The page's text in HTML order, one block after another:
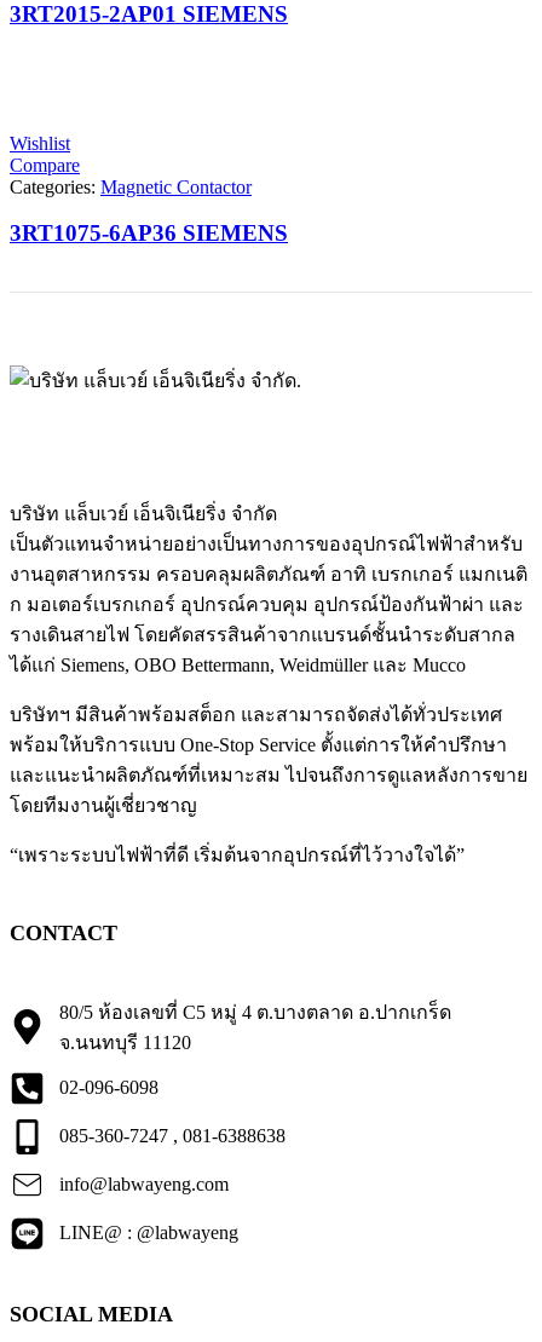
3RT2015-2AP01 SIEMENS
Wishlist
Compare
Categories: Magnetic Contactor
3RT1075-6AP36 SIEMENS
บริษัท แล็บเวย์ เอ็นจิเนียริ่ง จำกัด
เป็นตัวแทนจำหน่ายอย่างเป็นทางการของอุปกรณ์ไฟฟ้าสำหรับ
งานอุตสาหกรรม ครอบคลุมผลิตภัณฑ์ อาทิ เบรกเกอร์ แมกเนติ
ก มอเตอร์เบรกเกอร์ อุปกรณ์ควบคุม อุปกรณ์ป้องกันฟ้าผ่า และ
รางเดินสายไฟ โดยคัดสรรสินค้าจากแบรนด์ชั้นนำระดับสากล
ได้แก่ Siemens, OBO Bettermann, Weidmüller และ Mucco
บริษัทฯ มีสินค้าพร้อมสต็อก และสามารถจัดส่งได้ทั่วประเทศ
พร้อมให้บริการแบบ One-Stop Service ตั้งแต่การให้คำปรึกษา
และแนะนำผลิตภัณฑ์ที่เหมาะสม ไปจนถึงการดูแลหลังการขาย
โดยทีมงานผู้เชี่ยวชาญ
“เพราะระบบไฟฟ้าที่ดี เริ่มต้นจากอุปกรณ์ที่ไว้วางใจได้”
CONTACT
80/5 ห้องเลขที่ C5 หมู่ 4 ต.บางตลาด อ.ปากเกร็ด
จ.นนทบุรี 11120
02-096-6098
085-360-7247 , 081-6388638
info@labwayeng.com
LINE@ : @labwayeng
SOCIAL MEDIA